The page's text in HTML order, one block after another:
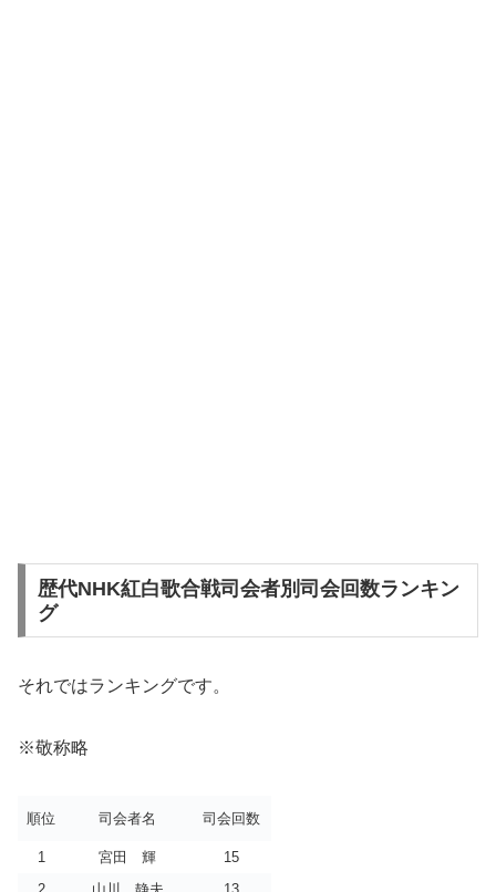
歴代NHK紅白歌合戦司会者別司会回数ランキン
グ
それではランキングです。
※敬称略
順位 司会者名 司会回数
1 宮田 輝
15